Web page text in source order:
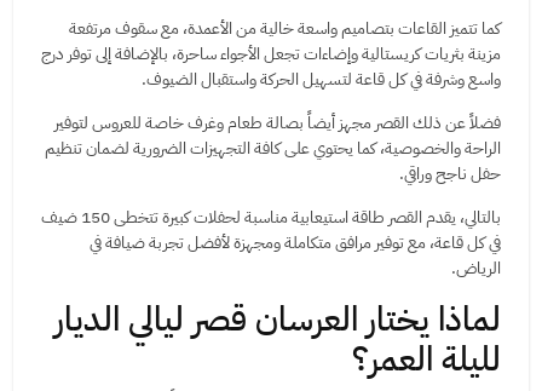
كما تتميز القاعات بتصاميم واسعة خالية من الأعمدة، مع سقوف مرتفعة
مزينة بثريات كريستالية وإضاءات تجعل الأجواء ساحرة، بالإضافة إلى توفر درج
واسع وشرفة في كل قاعة لتسهيل الحركة واستقبال الضيوف.
فضلاً عن ذلك القصر مجهز أيضاً بصالة طعام وغرف خاصة للعروس لتوفير
الراحة والخصوصية، كما يحتوي على كافة التجهيزات الضرورية لضمان تنظيم
حفل ناجح وراقي.
بالتالي، يقدم القصر طاقة استيعابية مناسبة لحفلات كبيرة تتخطى 150 ضيف
في كل قاعة، مع توفير مرافق متكاملة ومجهزة لأفضل تجربة ضيافة في
الرياض.
لماذا يختار العرسان قصر ليالي الديار
لليلة العمر؟